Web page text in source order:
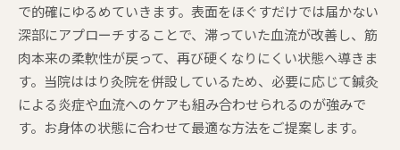
で的確にゆるめていきます。表面をほぐすだけでは届かない
深部にアプローチすることで、滞っていた血流が改善し、筋
肉本来の柔軟性が戻って、再び硬くなりにくい状態へ導きま
す。当院ははり灸院を併設しているため、必要に応じて鍼灸
による炎症や血流へのケアも組み合わせられるのが強みで
す。お身体の状態に合わせて最適な方法をご提案します。